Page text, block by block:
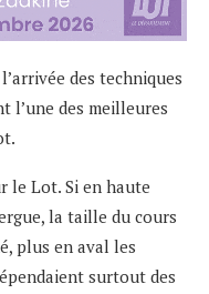
des techniques
l’une des meilleures
le Lot. Si en haute
la taille du cours
plus en aval les
surtout des